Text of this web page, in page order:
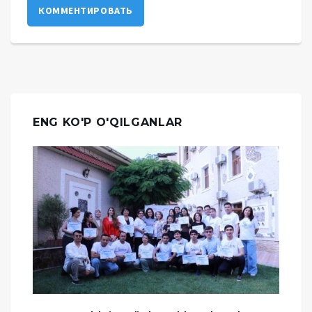
КОММЕНТИРОВАТЬ
ENG KO'P O'QILGANLAR